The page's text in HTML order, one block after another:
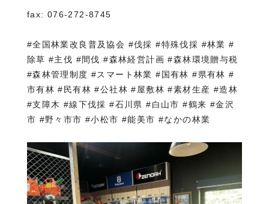
fax: 076-272-8745
#全国林業改良普及協会 #伐採 #特殊伐採 #林業 #
除草 #主伐 #間伐 #森林経営計画 #森林環境贈与税
#森林管理制度 #スマート林業 #国有林 #県有林 #
市有林 #民有林 #公社林 #屋敷林 #素材生産 #造林
#支障木 #線下伐採 #石川県 #白山市 #鶴来 #金沢
市 #野々市市 #小松市 #能美市 #なかの林業